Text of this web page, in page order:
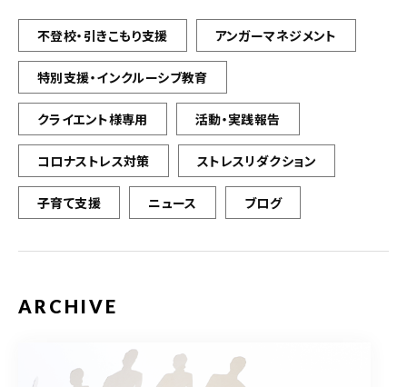
不登校・引きこもり支援 アンガーマネジメント
特別支援・インクルーシブ教育
クライエント様専用 活動・実践報告
コロナストレス対策 ストレスリダクション
子育て支援 ニュース ブログ
ARCHIVE
ご予約はこちら